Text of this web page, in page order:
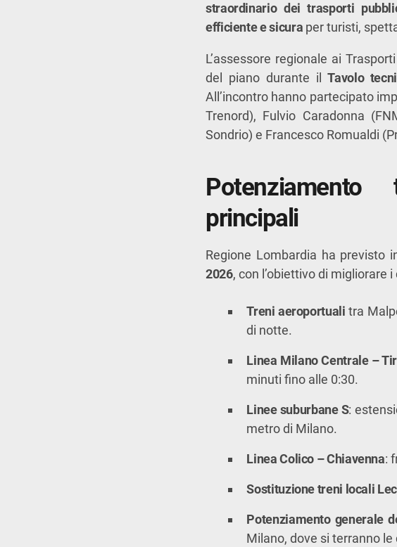
straordinario dei trasporti
efficiente e sicura per turisti,
L’assessore regionale ai
del piano durante ilTavolo
All’incontro hanno partecipato
Trenord), Fulvio Caradonna
Sondrio) e Francesco Romualdi
principali
Regione Lombardia ha previsto
2026, con l’obiettivo di migliorare
Treni aeroportuali tra
di notte.
Linea Milano Centrale –
minuti fino alle 0:30.
Linee suburbane S:
metro di Milano.
Linea Colico – Chiavenna:
Sostituzione treni locali
Potenziamento generale
Milano, dove si terranno